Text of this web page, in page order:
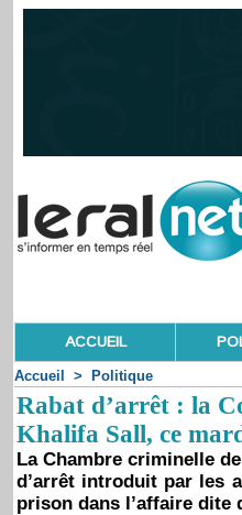
ACCUEIL
Accueil > Politique
Rabat d’arrêt : la
Khalifa Sall, ce
La Chambre criminelle
d’arrêt introduit par les
prison dans l’affaire dite